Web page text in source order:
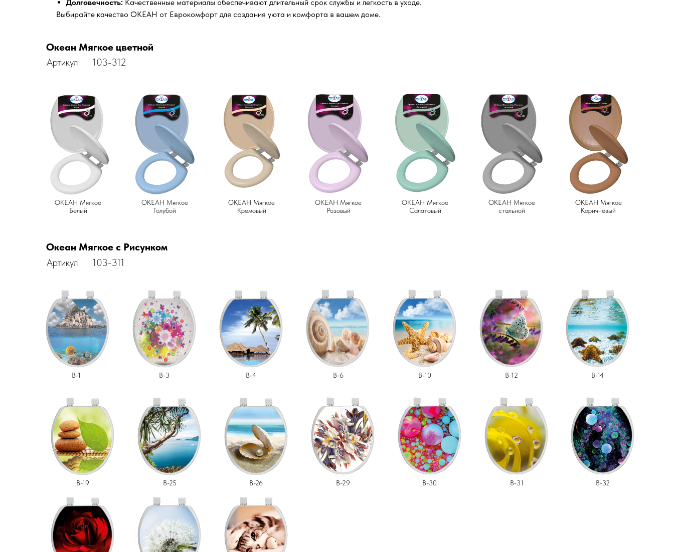
Долговечность: Качественные материалы обеспечивают длительный срок службы и легкость в уходе.
Выбирайте качество ОКЕАН от Еврокомфорт для создания уюта и комфорта в вашем доме.
103-312
Артикул
Океан Мягкое цветной
ОКЕАН Мягкое
Белый
ОКЕАН Мягкое
Коричневый
ОКЕАН Мягкое
стальной
ОКЕАН Мягкое
Салатовый
ОКЕАН Мягкое
Розовый
ОКЕАН Мягкое
Кремовый
ОКЕАН Мягкое
Голубой
Океан Мягкое с Рисунком
Артикул
103-311
В-1 B-14
B-12
B-10
B-6
B-4
B-3
B-19 B-32
B-31
B-30
B-29
B-26
B-25